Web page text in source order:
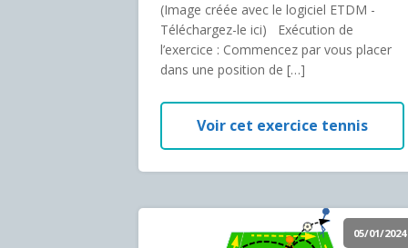
(Image créée avec le logiciel ETDM -
Téléchargez-le ici) Exécution de
l’exercice : Commencez par vous placer
dans une position de […]
Voir cet exercice tennis
05/01/2024